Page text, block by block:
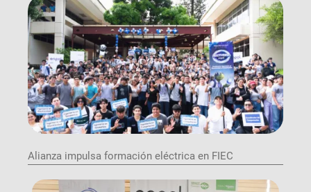
Alianza impulsa formación eléctrica en FIEC
Image